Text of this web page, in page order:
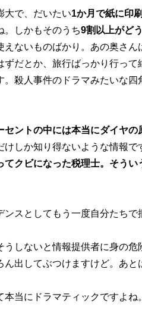
大で、だいたい1か月で紙に印
。しかもそのうち9割以上がど
えないものばかり。あの奥さ
ずだとか、旅行ばっかり行っ
。殺人事件のドラマみたいな
セントの中には本当にダイヤ
しか知り得ないような情報で
てクビになった税理士。そう
ンスとしてもう一度自分たちで
うしないと情報提供者に身の
ん出してぶつけますけど。あと
本当にドラマティックですよね。